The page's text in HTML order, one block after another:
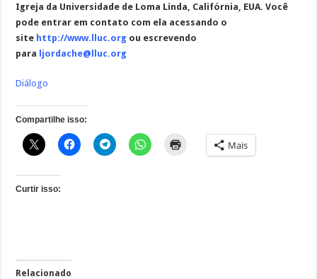
Igreja da Universidade de Loma Linda, Califórnia, EUA. Você
pode entrar em contato com ela acessando o
site http://www.lluc.org ou escrevendo
para ljordache@lluc.org
Diálogo
Compartilhe isso:
Mais
Curtir isso:
Relacionado